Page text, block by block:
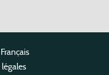
Français